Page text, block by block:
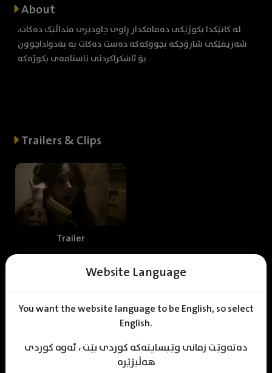
Website Language
You want the website language to be English, so select
English.
دەتەوێت زمانی وێبسایتەکە کوردی بێت ، ئەوە کوردی
هەڵبژێرە
About
لە کاتێکدا بکوژێکی دەمامکدار ڕاوی چاودێری منداڵێک دەکات،
شەریفێکی شارۆچکە بچووکەکە دەست دەکات بە بەدواداچوون
بۆ ئاشکراکردنی ناسنامەی بکوژەکە
Trailers & Clips
Trailer